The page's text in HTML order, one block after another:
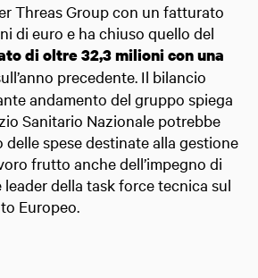
Threas Group con un fatturato
di euro e ha chiuso quello del
di oltre 32,3 milioni con una
precedente. Il bilancio
andamento del gruppo spiega
Sanitario Nazionale potrebbe
delle spese destinate alla gestione
frutto anche dell’impegno di
della task force tecnica sul
Europeo.